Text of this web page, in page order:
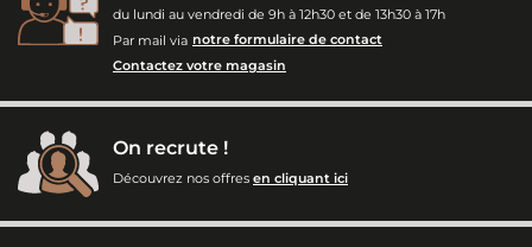
du lundi au vendredi de 9h à 12h30 et de 13h30 à 17h
Par mail via notre formulaire de contact
Contactez votre magasin
On recrute !
Découvrez nos offres en cliquant ici